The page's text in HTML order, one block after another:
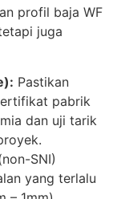
profil baja WF
juga
Pastikan
pabrik
dan uji tarik
SNI)
yang terlalu